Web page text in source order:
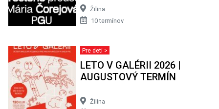
Žilina
10 termínov
Pre deti >
LETO V GALÉRII 2026 |
AUGUSTOVÝ TERMÍN
Žilina